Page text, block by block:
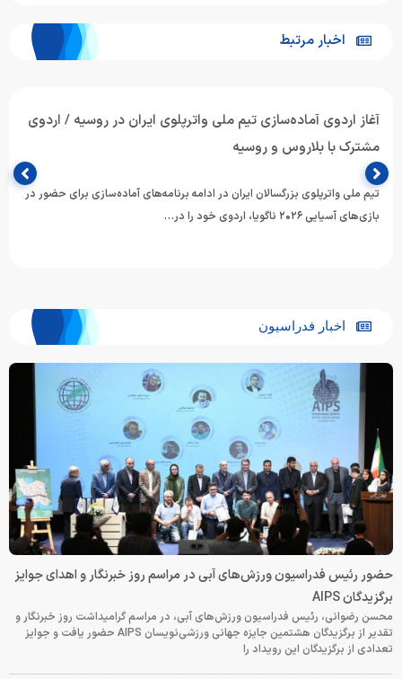
اخبار مرتبط
آغاز اردوی آماده‌سازی تیم ملی واترپلوی ایران در روسیه / اردوی
مشترک با بلاروس و روسیه
تیم ملی واترپلوی بزرگسالان ایران در ادامه برنامه‌های آماده‌سازی برای حضور در
بازی‌های آسیایی ۲۰۲۶ ناگویا، اردوی خود را در…
اخبار فدراسیون
حضور رئیس فدراسیون ورزش‌های آبی در مراسم روز خبرنگار و اهدای جوایز
برگزیدگان AIPS
محسن رضوانی، رئیس فدراسیون ورزش‌های آبی، در مراسم گرامیداشت روز خبرنگار و
تقدیر از برگزیدگان هشتمین جایزه جهانی ورزشی‌نویسان AIPS حضور یافت و جوایز
تعدادی از برگزیدگان این رویداد را